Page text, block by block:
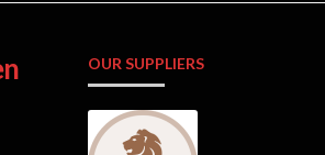
OUR SUPPLIERS